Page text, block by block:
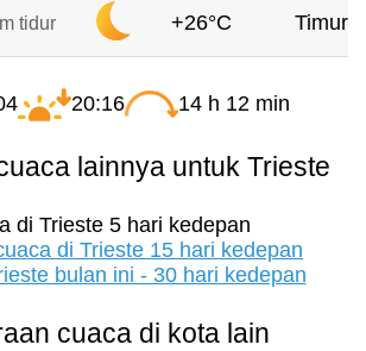
tidur +26°C Timur,
20:16 14 h 12 min
lainnya untuk Trieste
di Trieste 5 hari kedepan
di Trieste 15 hari kedepan
bulan ini - 30 hari kedepan
cuaca di kota lain